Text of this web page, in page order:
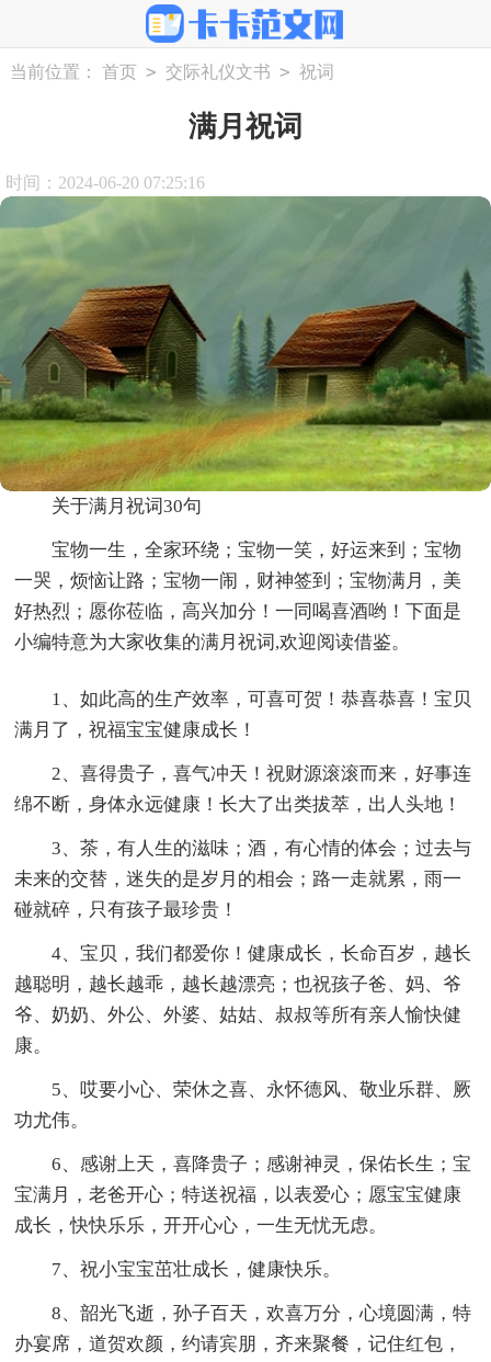
当前位置： 首页 > 交际礼仪文书 > 祝词
满月祝词
时间：2024-06-20 07:25:16
关于满月祝词30句
宝物一生，全家环绕；宝物一笑，好运来到；宝物
一哭，烦恼让路；宝物一闹，财神签到；宝物满月，美
好热烈；愿你莅临，高兴加分！一同喝喜酒哟！下面是
小编特意为大家收集的满月祝词,欢迎阅读借鉴。
1、如此高的生产效率，可喜可贺！恭喜恭喜！宝贝
满月了，祝福宝宝健康成长！
2、喜得贵子，喜气冲天！祝财源滚滚而来，好事连
绵不断，身体永远健康！长大了出类拔萃，出人头地！
3、茶，有人生的滋味；酒，有心情的体会；过去与
未来的交替，迷失的是岁月的相会；路一走就累，雨一
碰就碎，只有孩子最珍贵！
4、宝贝，我们都爱你！健康成长，长命百岁，越长
越聪明，越长越乖，越长越漂亮；也祝孩子爸、妈、爷
爷、奶奶、外公、外婆、姑姑、叔叔等所有亲人愉快健
康。
5、哎要小心、荣休之喜、永怀德风、敬业乐群、厥
功尤伟。
6、感谢上天，喜降贵子；感谢神灵，保佑长生；宝
宝满月，老爸开心；特送祝福，以表爱心；愿宝宝健康
成长，快快乐乐，开开心心，一生无忧无虑。
7、祝小宝宝茁壮成长，健康快乐。
8、韶光飞逝，孙子百天，欢喜万分，心境圆满，特
办宴席，道贺欢颜，约请宾朋，齐来聚餐，记住红包，